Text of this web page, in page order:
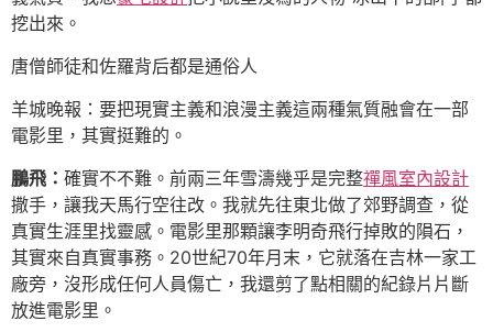
挖出來。
唐僧師徒和佐羅背后都是通俗人
羊城晚報：要把現實主義和浪漫主義這兩種氣質融會在一部
電影里，其實挺難的。
鵬飛： 確實不不難。前兩三年雪濤幾乎是完整禪風室內設計
撒手，讓我天馬行空往改。我就先往東北做了郊野調查，從
真實生涯里找靈感。電影里那顆讓李明奇飛行掉敗的隕石，
其實來自真實事務。20世紀70年月末，它就落在吉林一家工
廠旁，沒形成任何人員傷亡，我還剪了點相關的紀錄片片斷
放進電影里。